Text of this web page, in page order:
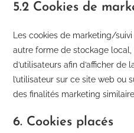
5.2 Cookies de
Les cookies de marketing/
autre forme de stockage
d’utilisateurs afin d’afficher de
l’utilisateur sur ce site web ou
des finalités marketing
6. Cookies placés